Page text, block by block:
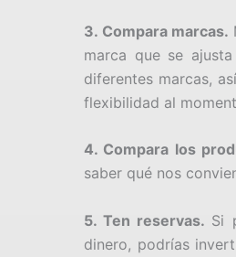
3. Compara marcas.
marca que se
diferentes marcas,
flexibilidad al
4. Compara los
saber qué nos
5. Ten reservas. Si
dinero, podrías